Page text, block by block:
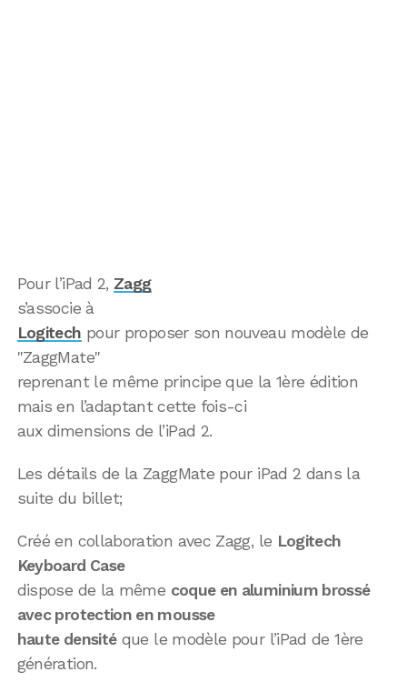
Pour l’iPad 2, Zagg
s’associe à
Logitech pour proposer son nouveau modèle de
"ZaggMate"
reprenant le même principe que la 1ère édition
mais en l’adaptant cette fois-ci
aux dimensions de l’iPad 2.
Les détails de la ZaggMate pour iPad 2 dans la
suite du billet;
Créé en collaboration avec Zagg, le Logitech
Keyboard Case
dispose de la même coque en aluminium brossé
avec protection en mousse
haute densitéque le modèle pour l’iPad de 1ère
génération.